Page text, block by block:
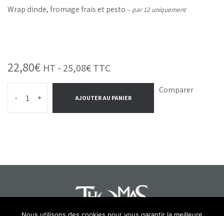
Wrap dinde, fromage frais et pesto – par 12 uniquement
22,80€ HT - 25,08€TTC
- + AJOUTER AU PANIER
Comparer